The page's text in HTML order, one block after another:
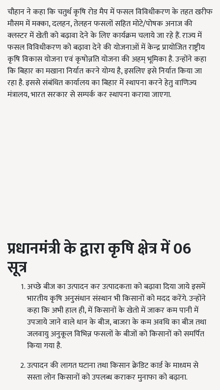
चौहान ने कहा कि चतुर्थ कृषि रोड मैप में फसल विविधीकरण के तहत खरीफ
मौसम में मक्का, दलहन, तेलहन फसलों सहित मोटे/पोषक अनाज की
क्लस्टर में खेती को बढ़ावा देने के लिए कार्यक्रम चलाये जा रहे हैं. राज्य में
फसल विविधीकरण को बढ़ावा देने की योजनाओं में केन्द्र प्रायोजित राष्ट्रीय
कृषि विकास योजना एवं कृषोन्नति योजना की अहम् भूमिका है. उन्होंने कहा
कि बिहार का मखाना निर्यात करने योग्य है, इसलिए इसे निर्यात किया जा
रहा है. इससे संबंधित कार्यालय का बिहार में स्थापना करने हेतु वाणिज्य
मंत्रालय, भारत सरकार से सम्पर्क कर स्थापना कराया जाएगा.
प्रधानमंत्री के द्वारा कृषि क्षेत्र में 06
सूत्र
अच्छे बीज का उत्पादन कर उत्पादकता को बढ़ावा दिया जाये इसमें
भारतीय कृषि अनुसंधान संस्थान भी किसानों को मदद करेंगे. उन्होंने
कहा कि अभी हाल ही, में किसानों के खेतो में जाकर कम पानी में
उपजाये जाने वाले धान के बीज, बाजरा के कम अवधि का बीज तथा
जलवायु अनुकूल विभिन्न फसलों के बीजों को किसानों को समर्पित
किया गया है.
उत्पादन की लागत घटाना तथा किसान क्रेडिट कार्ड के माध्यम से
सस्ता लोन किसानों को उपलब्ध कराकर मुनाफा को बढ़ाना.